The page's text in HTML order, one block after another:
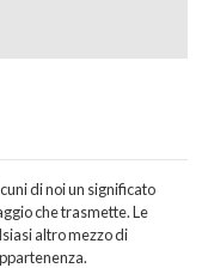
di noi un significato
che trasmette. Le
altro mezzo di